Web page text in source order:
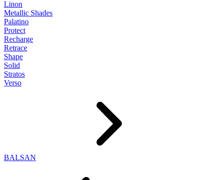
Linon
Metallic Shades
Palatino
Protect
Recharge
Retrace
Shape
Solid
Stratos
Verso
BALSAN